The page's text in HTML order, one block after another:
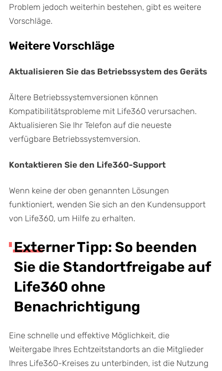
Problem jedoch weiterhin bestehen, gibt es weitere
Vorschläge.
Weitere Vorschläge
Aktualisieren Sie das Betriebssystem des Geräts
Ältere Betriebssystemversionen können
Kompatibilitätsprobleme mit Life360 verursachen.
Aktualisieren Sie Ihr Telefon auf die neueste
verfügbare Betriebssystemversion.
Kontaktieren Sie den Life360-Support
Wenn keine der oben genannten Lösungen
funktioniert, wenden Sie sich an den Kundensupport
von Life360, um Hilfe zu erhalten.
Externer Tipp: So beenden
Sie die Standortfreigabe auf
Life360 ohne
Benachrichtigung
Eine schnelle und effektive Möglichkeit, die
Weitergabe Ihres Echtzeitstandorts an die Mitglieder
Ihres Life360-Kreises zu unterbinden, ist die Nutzung